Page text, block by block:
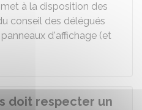
à la disposition des
conseil des délégués
d'affichage (et
doit respecter un